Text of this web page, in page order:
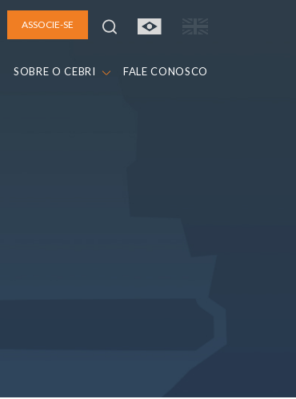
ASSOCIE-SE
SOBRE O CEBRI FALE CONOSCO